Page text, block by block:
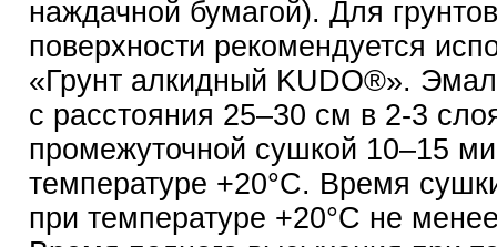
наждачной бумагой). Для
поверхности рекомендуется
«Грунт алкидный KUDO®».
с расстояния 25–30 см в 2-3
промежуточной сушкой 10–15
температуре +20°С. Время
при температуре +20°С не